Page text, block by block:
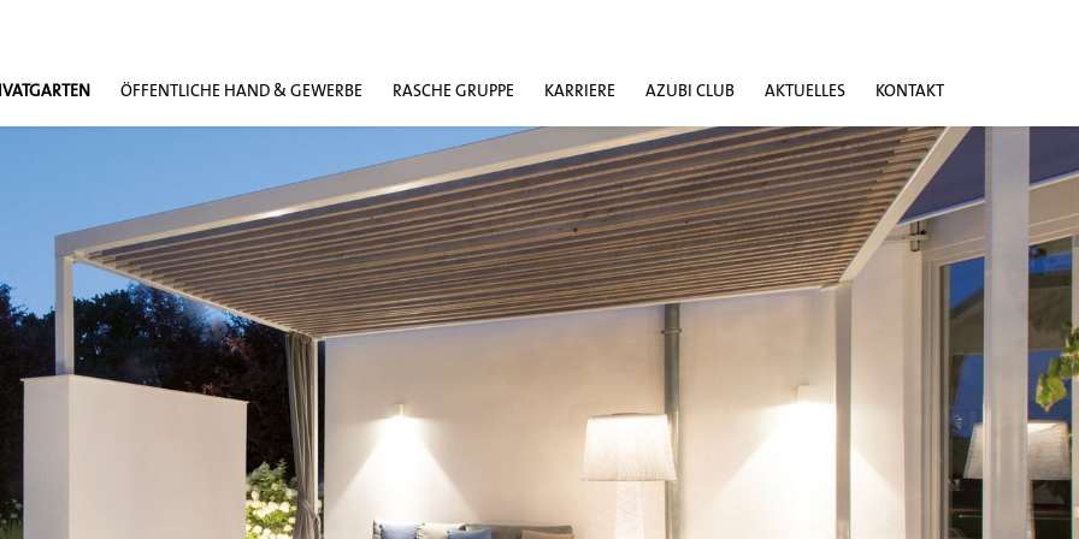
ÖFFENTLICHE HAND & GEWERBE RASCHE GRUPPE KARRIERE AZUBI CLUB AKTUELLES KONTAKT